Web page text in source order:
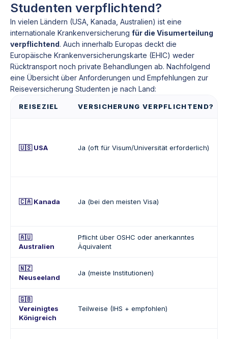
Studenten verpflichtend?
In vielen Ländern (USA, Kanada, Australien) ist eine
internationale Krankenversicherung für die Visumerteilung
verpflichtend. Auch innerhalb Europas deckt die
Europäische Krankenversicherungskarte (EHIC) weder
Rücktransport noch private Behandlungen ab. Nachfolgend
eine Übersicht über Anforderungen und Empfehlungen zur
Reiseversicherung Studenten je nach Land:
REISEZIEL VERSICHERUNG VERPFLICHTEND?
🇺🇸 USA Ja (oft für Visum/Universität erforderlich)
🇨🇦 Kanada Ja (bei den meisten Visa)
🇦🇺
Australien
Pflicht über OSHC oder anerkanntes
Äquivalent
🇳🇿
Neuseeland
Ja (meiste Institutionen)
🇬🇧
Vereinigtes
Königreich
Teilweise (IHS + empfohlen)